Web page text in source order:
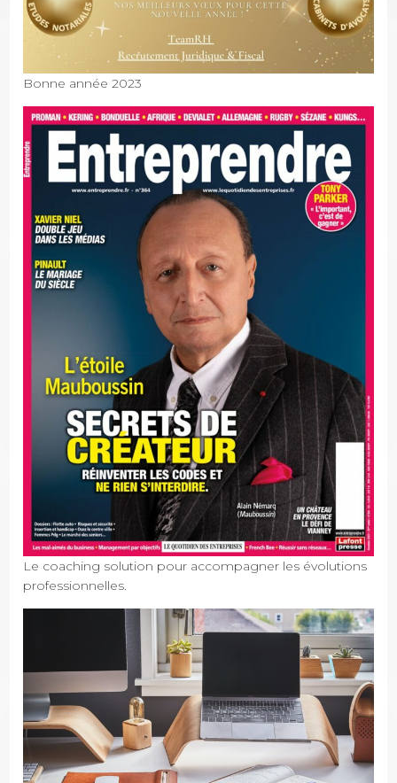
Bonne année 2023
Le coaching solution pour accompagner les évolutions
professionnelles.